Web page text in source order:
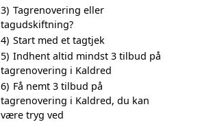
3) Tagrenovering eller
tagudskiftning?
4) Start med et tagtjek
5) Indhent altid mindst 3 tilbud på
tagrenovering i Kaldred
6) Få nemt 3 tilbud på
tagrenovering i Kaldred, du kan
være tryg ved